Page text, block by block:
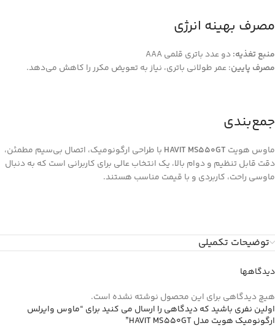
مصرف بهینه انرژی
منبع تغذیه:دو عدد باتری قلمی AAA
مصرف پایین: عمر طولانی باتری، نیاز به تعویض مکرر را کاهش می‌دهد.
جمع‌بندی
ماوس هویت HAVIT MS550GT با طراحی ارگونومیک، اتصال بی‌سیم مطمئن،
دقت قابل تنظیم و دوام بالا، یک انتخاب عالی برای کاربرانی است که به دنبال
ماوسی راحت، کاربردی و با قیمت مناسب هستند.
توضیحات تکمیلی
دیدگاهها
هیچ دیدگاهی برای این محصول نوشته نشده است.
اولین نفری باشید که دیدگاهی را ارسال می کنید برای “ماوس وایرلس
ارگونومیک هویت مدل HAVIT MS550GT”